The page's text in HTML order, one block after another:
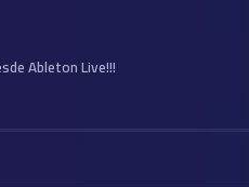
Ableton Live!!!